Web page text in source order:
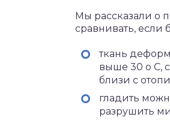
Мы рассказали о
сравнивать, если
ткань
выше 30 о С,
близи с
гладить
разрушить